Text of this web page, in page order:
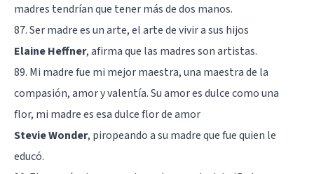
madres tendrían que tener más de dos manos.
87. Ser madre es un arte, el arte de vivir a sus hijos
Elaine Heffner, afirma que las madres son artistas.
89. Mi madre fue mi mejor maestra, una maestra de la
compasión, amor y valentía. Su amor es dulce como una
flor, mi madre es esa dulce flor de amor
Stevie Wonder, piropeando a su madre que fue quien le
educó.